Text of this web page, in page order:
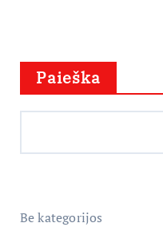
Paieška
Be kategorijos